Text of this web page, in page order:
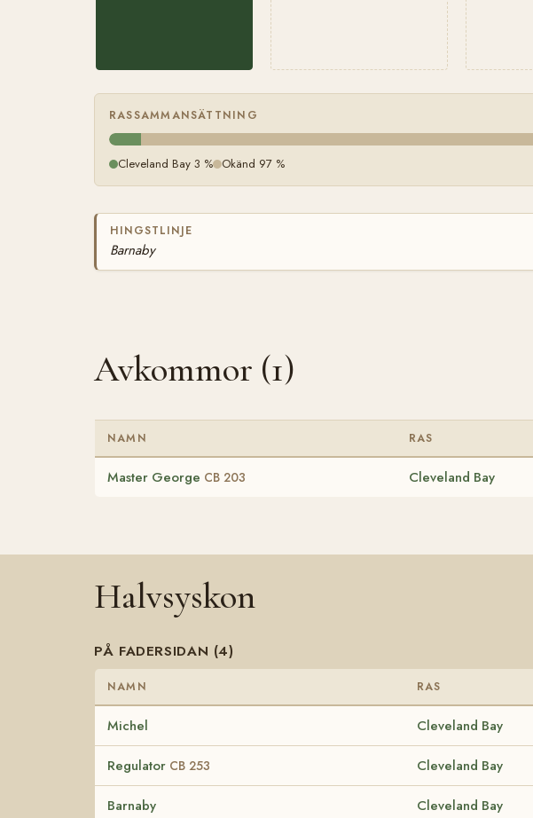
RASSAMMANSÄTTNING
Cleveland Bay 3 % Okänd 97 %
HINGSTLINJE
Barnaby
Avkommor (1)
NAMN RAS
Master George CB 203 Cleveland Bay
Halvsyskon
PÅ FADERSIDAN (4)
NAMN RAS
Michel Cleveland Bay
Regulator CB 253 Cleveland Bay
Barnaby Cleveland Bay